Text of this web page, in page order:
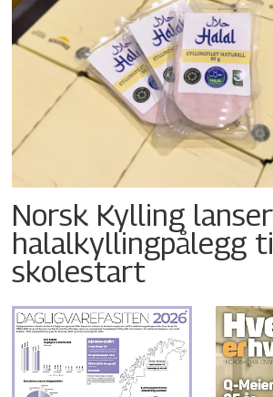
Norsk Kylling
halalkyllingpålegg
skolestart